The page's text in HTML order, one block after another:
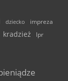
dziecko
impreza
kradzież lpr